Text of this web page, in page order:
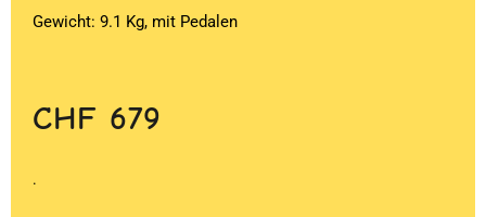
Gewicht: 9.1 Kg, mit Pedalen
CHF 679
.